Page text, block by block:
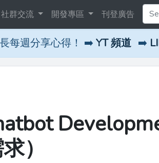
社群交流 開發專區 刊登廣告
每週分享心得！ ➡️ YT 頻道 ➡️
）